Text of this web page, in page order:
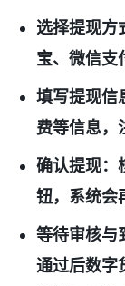
选择提现方
宝、微信支
填写提现信
费等信息，
确认提现：
钮，系统会
等待审核与
通过后数字